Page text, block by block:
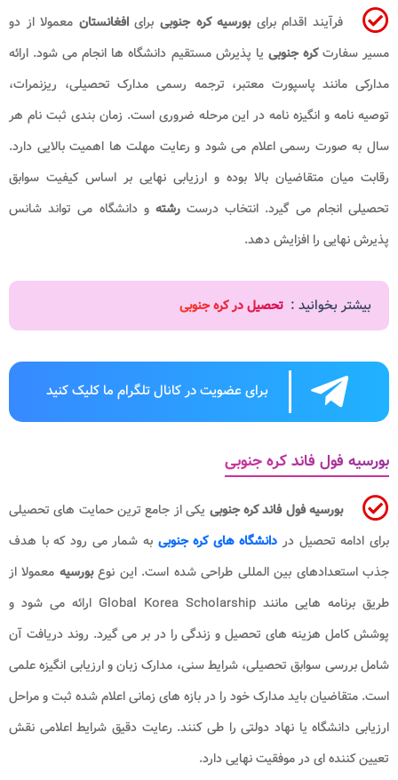
فرآیند اقدام برایبورسیه کره جنوبی برایافغانستان معمولا از دو
مسیر سفارتکره جنوبی یا پذیرش مستقیم دانشگاه ها انجام می شود. ارائه
مدارکی مانند پاسپورت معتبر، ترجمه رسمی مدارک تحصیلی، ریزنمرات،
توصیه نامه و انگیزه نامه در این مرحله ضروری است. زمان بندی ثبت نام هر
سال به صورت رسمی اعلام می شود و رعایت مهلت ها اهمیت بالایی دارد.
رقابت میان متقاضیان بالا بوده و ارزیابی نهایی بر اساس کیفیت سوابق
تحصیلی انجام می گیرد. انتخاب درسترشتهو دانشگاه می تواند شانس
پذیرش نهایی را افزایش دهد.
بیشتر بخوانید : تحصیل در کره جنوبی
برای عضویت در کانال تلگرام ما کلیک کنید
بورسیه فول فاند کره جنوبی
بورسیه فول فاند کره جنوبی یکی از جامع ترین حمایت های تحصیلی
برای ادامه تحصیل در دانشگاه های کره جنوبی به شمار می رود که با هدف
جذب استعدادهای بین المللی طراحی شده است. این نوعبورسیه معمولا از
طریق برنامه هایی مانند Global Korea Scholarship ارائه می شود و
پوشش کامل هزینه های تحصیل و زندگی را در بر می گیرد. روند دریافت آن
شامل بررسی سوابق تحصیلی، شرایط سنی، مدارک زبان و ارزیابی انگیزه علمی
است. متقاضیان باید مدارک خود را در بازه های زمانی اعلام شده ثبت و مراحل
ارزیابی دانشگاه یا نهاد دولتی را طی کنند. رعایت دقیق شرایط اعلامی نقش
تعیین کننده ای در موفقیت نهایی دارد.